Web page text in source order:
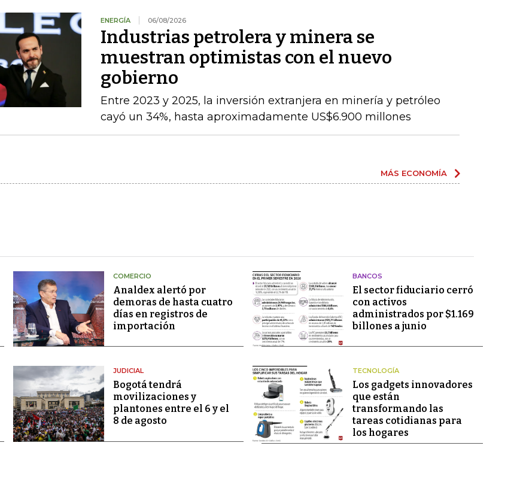
ENERGÍA 06/08/2026
Industrias petrolera y minera se
muestran optimistas con el nuevo
gobierno
Entre 2023 y 2025, la inversión extranjera en minería y petróleo
cayó un 34%, hasta aproximadamente US$6.900 millones
MÁS ECONOMÍA
COMERCIO
Analdex alertó por
demoras de hasta cuatro
días en registros de
importación
BANCOS
El sector fiduciario cerró
con activos
administrados por $1.169
billones a junio
JUDICIAL
Bogotá tendrá
movilizaciones y
plantones entre el 6 y el
8 de agosto
TECNOLOGÍA
Los gadgets innovadores
que están
transformando las
tareas cotidianas para
los hogares